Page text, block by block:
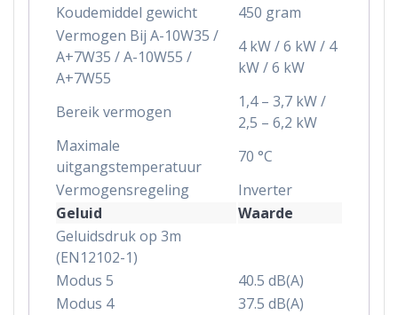
Koudemiddel gewicht
450 gram
Vermogen Bij A-10W35 /
A+7W35 / A-10W55 /
A+7W55
4 kW / 6 kW / 4
kW / 6 kW
Bereik vermogen
1,4 – 3,7 kW /
2,5 – 6,2 kW
Maximale
uitgangstemperatuur
70 °C
Vermogensregeling
Inverter
Geluid
Waarde
Geluidsdruk op 3m
(EN12102-1)
Modus 5
40.5 dB(A)
Modus 4
37.5 dB(A)